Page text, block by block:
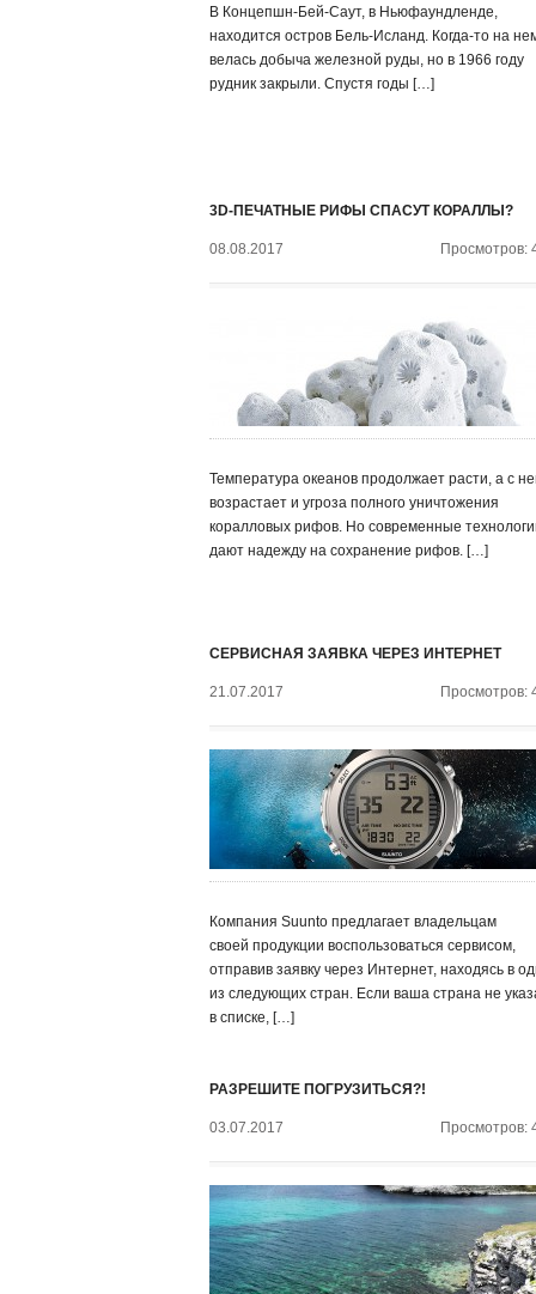
В Концепшн-Бей-Саут, в Ньюфаундленде,
находится остров Бель-Исланд. Когда-то на
велась добыча железной руды, но в 1966 году
рудник закрыли. Спустя годы […]
3D-ПЕЧАТНЫЕ РИФЫ СПАСУТ КОРАЛЛЫ?
08.08.2017 Просмотров:
Температура океанов продолжает расти, а с
возрастает и угроза полного уничтожения
коралловых рифов. Но современные
дают надежду на сохранение рифов. […]
СЕРВИСНАЯ ЗАЯВКА ЧЕРЕЗ ИНТЕРНЕТ
21.07.2017 Просмотров:
Компания Suunto предлагает владельцам
своей продукции воспользоваться сервисом,
отправив заявку через Интернет, находясь в
из следующих стран. Если ваша страна не
в списке, […]
РАЗРЕШИТЕ ПОГРУЗИТЬСЯ?!
03.07.2017 Просмотров: